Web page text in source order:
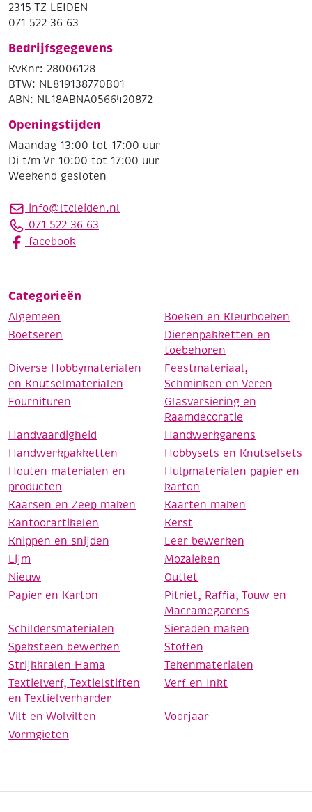
2315 TZ LEIDEN
071 522 36 63
Bedrijfsgegevens
KvKnr: 28006128
BTW: NL819138770B01
ABN: NL18ABNA0566420872
Openingstijden
Maandag 13:00 tot 17:00 uur
Di t/m Vr 10:00 tot 17:00 uur
Weekend gesloten
info@ltcleiden.nl
071 522 36 63
facebook
Categorieën
Algemeen
Boeken en Kleurboeken
Boetseren
Dierenpakketten en
toebehoren
Diverse Hobbymaterialen
en Knutselmaterialen
Feestmateriaal,
Schminken en Veren
Fournituren
Glasversiering en
Raamdecoratie
Handvaardigheid
Handwerkgarens
Handwerkpakketten
Hobbysets en Knutselsets
Houten materialen en
producten
Hulpmaterialen papier en
karton
Kaarsen en Zeep maken
Kaarten maken
Kantoorartikelen
Kerst
Knippen en snijden
Leer bewerken
Lijm
Mozaieken
Nieuw
Outlet
Papier en Karton
Pitriet, Raffia, Touw en
Macramegarens
Schildersmaterialen
Sieraden maken
Speksteen bewerken
Stoffen
Strijkkralen Hama
Tekenmaterialen
Textielverf, Textielstiften
en Textielverharder
Verf en Inkt
Vilt en Wolvilten
Voorjaar
Vormgieten